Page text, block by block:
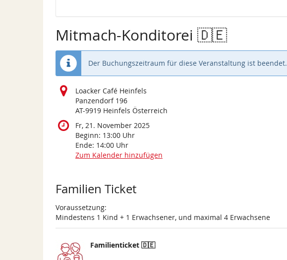
Mitmach-Konditorei 🇩🇪
Der Buchungszeitraum für diese Veranstaltung ist beendet.
Loacker Café Heinfels
Panzendorf 196
AT-9919 Heinfels Österreich
Fr, 21. November 2025
Beginn: 13:00 Uhr
Ende: 14:00 Uhr
Zum Kalender hinzufügen
Produkte
Familien Ticket
Voraussetzung:
Mindestens 1 Kind + 1 Erwachsener, und maximal 4 Erwachsene
Familienticket 🇩🇪